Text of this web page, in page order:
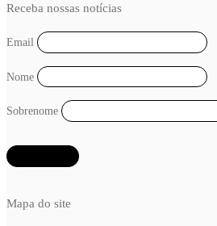
Mapa do site
Receba nossas notícias
Email
Nome
Sobrenome